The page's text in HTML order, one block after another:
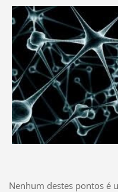
Nenhum destes pontos é